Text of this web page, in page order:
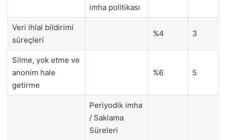
imha politikası
Veri ihlal bildirimi
süreçleri
%4 3
Silme, yok etme ve
anonim hale
getirme
%6 5
Periyodik imha
/ Saklama
Süreleri